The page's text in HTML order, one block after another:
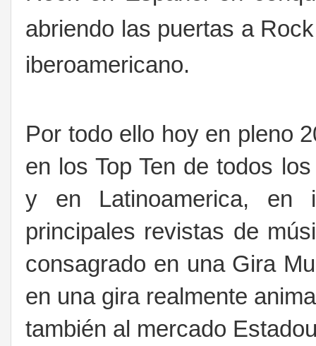
abriendo las puertas a
iberoamericano.
Por todo ello hoy en pleno
en los Top Ten de todos
y en Latinoamerica, en
principales revistas de
consagrado en una Gira
en una gira realmente
también al mercado